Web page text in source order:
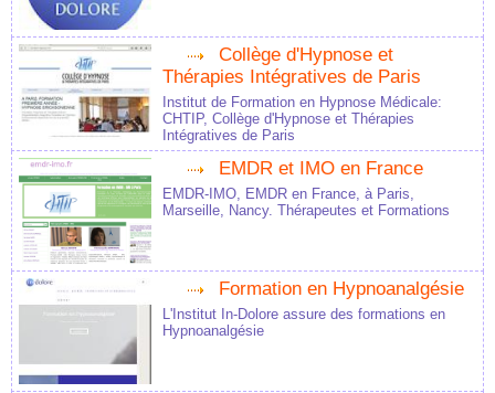
Collège d'Hypnose et
Thérapies Intégratives de Paris
Institut de Formation en Hypnose Médicale:
CHTIP, Collège d'Hypnose et Thérapies
Intégratives de Paris
EMDR et IMO en France
EMDR-IMO, EMDR en France, à Paris,
Marseille, Nancy. Thérapeutes et Formations
Formation en Hypnoanalgésie
L'Institut In-Dolore assure des formations en
Hypnoanalgésie